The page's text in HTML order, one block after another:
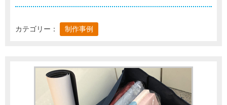
カテゴリー： 制作事例